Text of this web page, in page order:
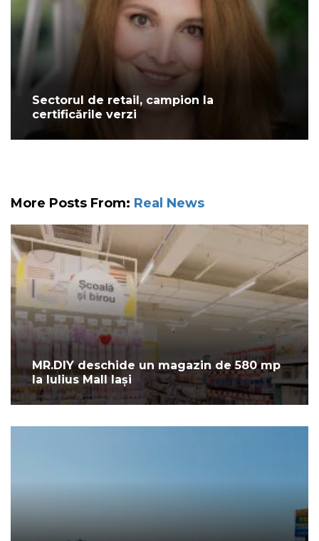
Sectorul de retail, campion la
certificările verzi
More Posts From: Real News
MR.DIY deschide un magazin de 580 mp
la Iulius Mall Iași